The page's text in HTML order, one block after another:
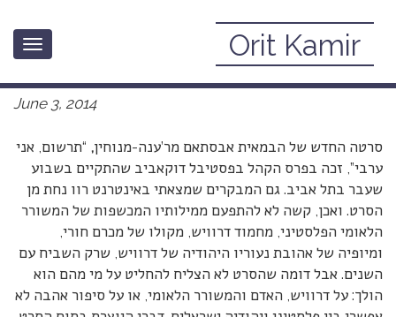
Toggle
Orit Kamir
“תרשום, אני ערבי” – סרט אופסימי
June 3, 2014
סרטה החדש של הבמאית אבסתאם מר’ענה-מנוחין, “תרשום, אני
ערבי”, זכה בפרס הקהל בפסטיבל דוקאביב שהתקיים בשבוע
שעבר בתל אביב. גם המבקרים שמצאתי באינטרנט רוו נחת מן
הסרט. ואכן, קשה לא להתפעם ממילותיו המכשפות של המשורר
הלאומי הפלסטיני, מחמוד דרוויש, מקולו של מכרם חורי,
ומיופיה של אהובת נעוריו היהודיה של דרוויש, שרק השביח עם
השנים. אבל דומה שהסרט לא הצליח להחליט על מי מהם הוא
הולך: על דרוויש, האדם והמשורר הלאומי, או על סיפור אהבה לא